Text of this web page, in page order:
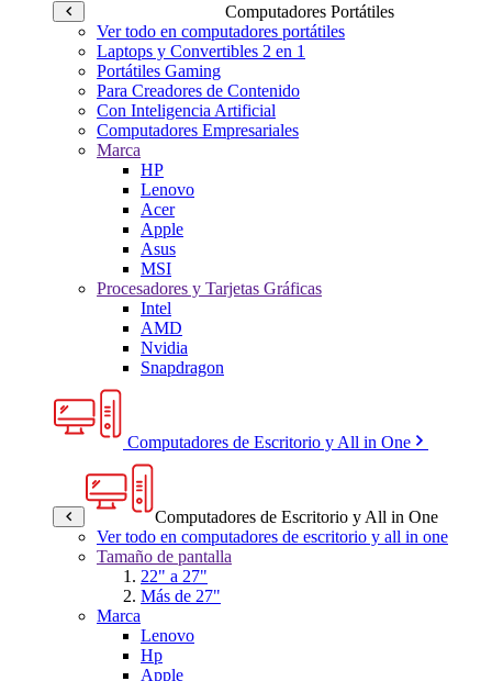
Computadores Portátiles
Ver todo en computadores portátiles
Laptops y Convertibles 2 en 1
Portátiles Gaming
Para Creadores de Contenido
Con Inteligencia Artificial
Computadores Empresariales
Marca
HP
Lenovo
Acer
Apple
Asus
MSI
Procesadores y Tarjetas Gráficas
Intel
AMD
Nvidia
Snapdragon
Computadores de Escritorio y All in One
Computadores de Escritorio y All in One
Ver todo en computadores de escritorio y all in one
Tamaño de pantalla
22" a 27"
Más de 27"
Marca
Lenovo
Hp
Apple